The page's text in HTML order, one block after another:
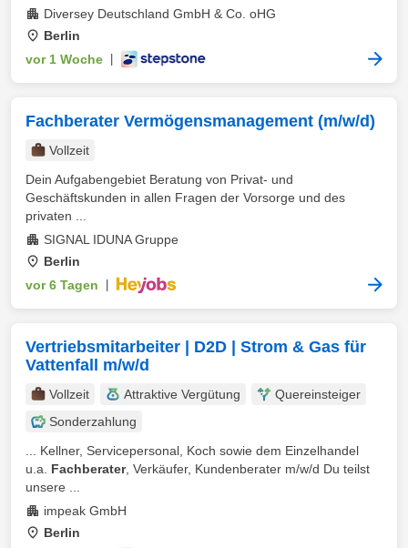
Diversey Deutschland GmbH & Co. oHG
Berlin
vor 1 Woche
Fachberater Vermögensmanagement (m/w/d)
Vollzeit
Dein Aufgabengebiet Beratung von Privat- und
Geschäftskunden in allen Fragen der Vorsorge und des
privaten ...
SIGNAL IDUNA Gruppe
Berlin
vor 6 Tagen
Vertriebsmitarbeiter | D2D | Strom & Gas für
Vattenfall m/w/d
Vollzeit Attraktive Vergütung
Quereinsteiger
Sonderzahlung
... Kellner, Servicepersonal, Koch sowie dem Einzelhandel
u.a. Fachberater, Verkäufer, Kundenberater m/w/d Du teilst
unsere ...
impeak GmbH
Berlin